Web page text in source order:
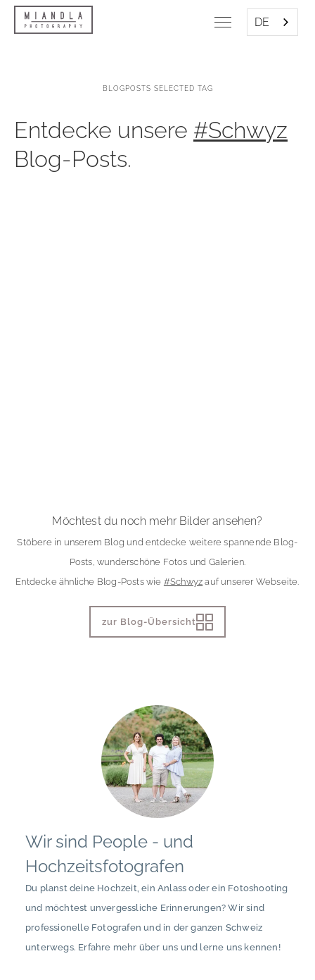
DE
BLOGPOSTS SELECTED TAG
Entdecke unsere #Schwyz
Blog-Posts.
Möchtest du noch mehr Bilder ansehen?
Stöbere in unserem Blog und entdecke weitere spannende Blog-
Posts, wunderschöne Fotos und Galerien.
Entdecke ähnliche Blog-Posts wie #Schwyz auf unserer Webseite.
zur Blog-Übersicht
Wir sind People - und
Hochzeitsfotografen
Du planst deine Hochzeit, ein Anlass oder ein Fotoshooting
und möchtest unvergessliche Erinnerungen? Wir sind
professionelle Fotografen und in der ganzen Schweiz
unterwegs. Erfahre mehr über uns und lerne uns kennen!